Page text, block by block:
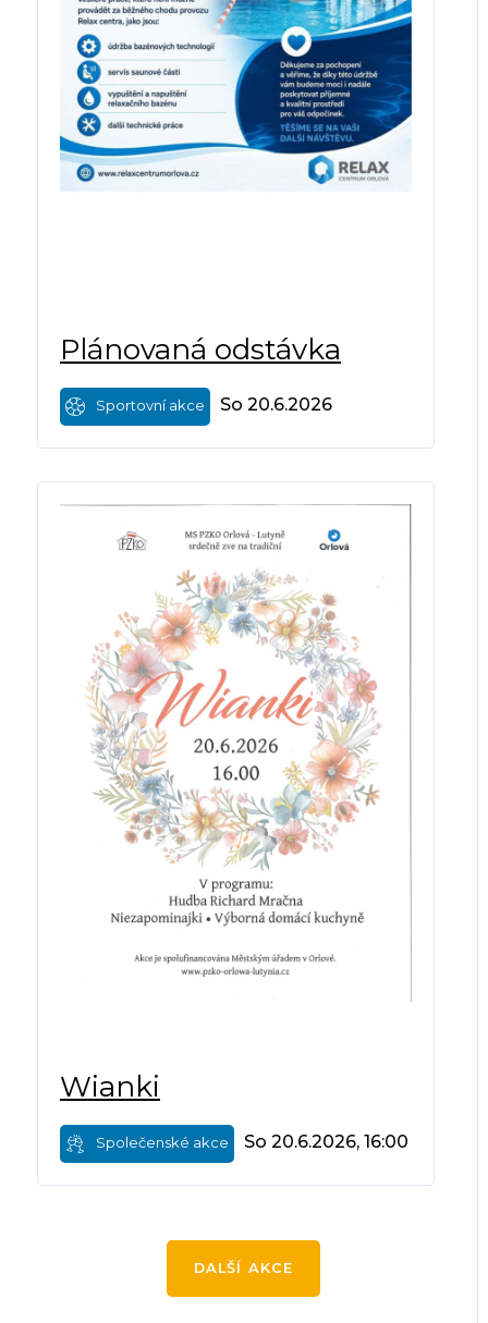
Plánovaná odstávka
Sportovní akce So 20.6.2026
Wianki
Společenské akce So 20.6.2026, 16:00
DALŠÍ AKCE